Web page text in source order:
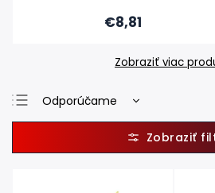
€8,81
Zobraziť viac
Odporúčame
Najlacnejšie
Najdrahšie